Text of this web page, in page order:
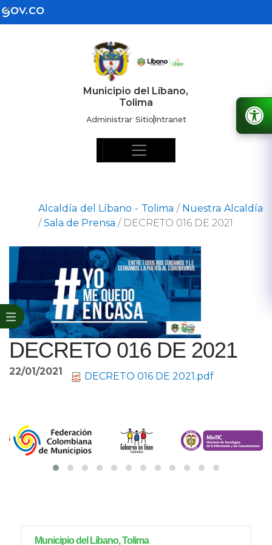
Municipio del Líbano,
Tolima
Administrar SitioIntranet
Alcaldía del Líbano - Tolima / Nuestra Alcaldía
/ Sala de Prensa / DECRETO 016 DE 2021
DECRETO 016 DE 2021
22/01/2021 DECRETO 016 DE 2021.pdf
Municipio del Líbano, Tolima